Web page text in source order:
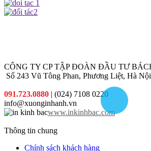
CÔNG TY CP TẬP ĐOÀN ĐẦU TƯ
Số 243 Vũ Tông Phan, Phương Liệt, Hà Nội
091.723.0880 | (024) 7108 0220
info@xuonginhanh.vn
www.inkinhbac.com
Thông tin chung
Chính sách khách hàng